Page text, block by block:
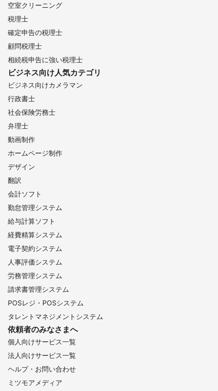
空室クリーニング
税理士
確定申告の税理士
顧問税理士
相続税申告に強い税理士
ビジネス向け人気カテゴリ
ビジネス向けカメラマン
行政書士
社会保険労務士
弁理士
動画制作
ホームページ制作
デザイン
翻訳
会計ソフト
勤怠管理システム
給与計算ソフト
経費精算システム
電子契約システム
人事評価システム
労務管理システム
請求書管理システム
POSレジ・POSシステム
タレントマネジメントシステム
依頼者のみなさまへ
個人向けサービス一覧
法人向けサービス一覧
ヘルプ・お問い合わせ
ミツモアメディア